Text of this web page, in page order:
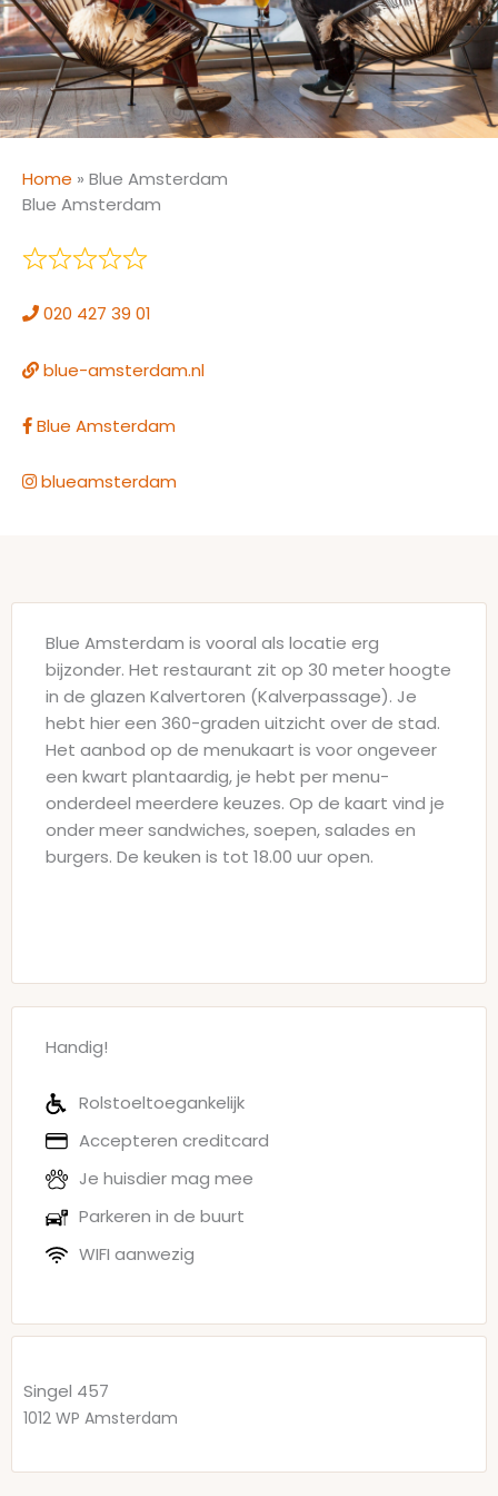
Home » Blue Amsterdam
Blue Amsterdam
020 427 39 01
blue-amsterdam.nl
Blue Amsterdam
blueamsterdam
Blue Amsterdam is vooral als locatie erg
bijzonder. Het restaurant zit op 30 meter hoogte
in de glazen Kalvertoren (Kalverpassage). Je
hebt hier een 360-graden uitzicht over de stad.
Het aanbod op de menukaart is voor ongeveer
een kwart plantaardig, je hebt per menu-
onderdeel meerdere keuzes. Op de kaart vind je
onder meer sandwiches, soepen, salades en
burgers. De keuken is tot 18.00 uur open.
Handig!
Rolstoeltoegankelijk
Accepteren creditcard
Je huisdier mag mee
Parkeren in de buurt
WIFI aanwezig
Singel 457
1012 WP Amsterdam